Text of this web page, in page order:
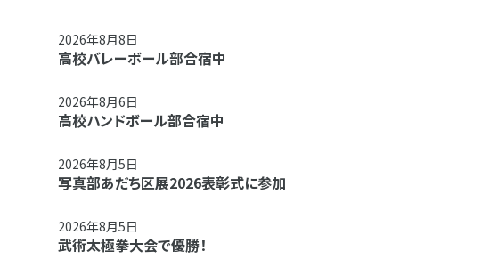
2026年8月8日
高校バレーボール部合宿中
2026年8月6日
高校ハンドボール部合宿中
2026年8月5日
写真部あだち区展2026表彰式に参加
2026年8月5日
武術太極拳大会で優勝！